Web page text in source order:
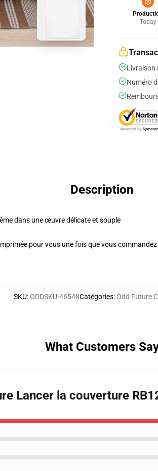
Today
Livraison
Numéro
Description
dans une œuvre délicate et souple
pour vous une fois que vous commandez
SKU:ODDSKU-46548Catégories:Odd Future
What Customers
Lancer la couverture